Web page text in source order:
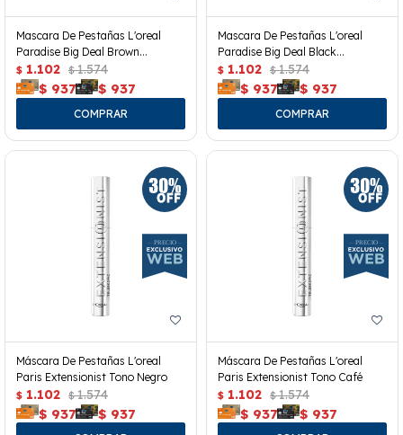
Mascara De Pestañas L'oreal
Paradise Big Deal Brown
Washeable
$ 1.102 $ 1.574
$ 937 $ 937
Mascara De Pestañas L'oreal
Paradise Big Deal Black
Waterproof
$ 1.102 $ 1.574
$ 937 $ 937
Máscara De Pestañas L'oreal
Paris Extensionist Tono Negro
$ 1.102 $ 1.574
$ 937 $ 937
Máscara De Pestañas L'oreal
Paris Extensionist Tono Café
$ 1.102 $ 1.574
$ 937 $ 937